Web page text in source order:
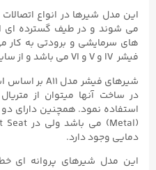
این مدل شیرها در انواع
می شوند و در طیف گسترده ای
های سرمایشی و برودتی به
فیشر IV و V و VI می باشد و از سایز ۳ تا ۷۲ اینچ تولید می شوند.
در ساخت آنها میتوان از
استفاده نمود. همچنین دارای
دمایی وجود دارد.
این مدل شیرهای پروانه ای